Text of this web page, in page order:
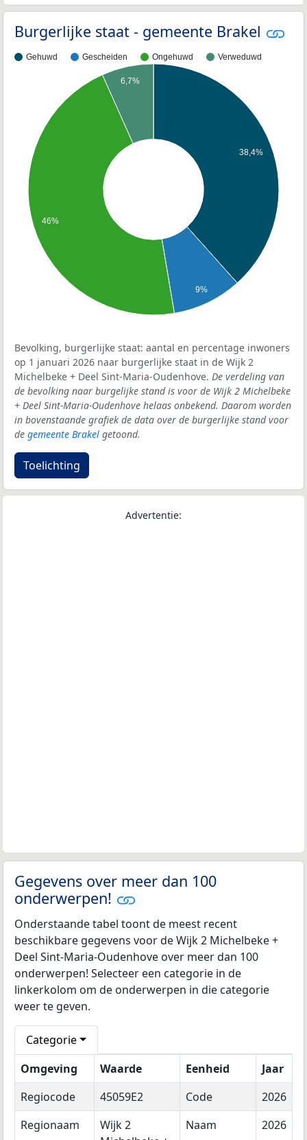
Burgerlijke staat - gemeente Brakel
Gehuwd Gescheiden Ongehuwd Verweduwd
38,4%
9%
6,7%
46%
Bevolking, burgerlijke staat: aantal en percentage inwoners
op 1 januari 2026 naar burgerlijke staat in de Wijk 2
Michelbeke + Deel Sint-Maria-Oudenhove. De verdeling van
de bevolking naar burgelijke stand is voor de Wijk 2 Michelbeke
+ Deel Sint-Maria-Oudenhove helaas onbekend. Daarom worden
in bovenstaande grafiek de data over de burgerlijke stand voor
de gemeente Brakel getoond.
Toelichting
Advertentie:
Gegevens over meer dan 100
onderwerpen!
Onderstaande tabel toont de meest recent
beschikbare gegevens voor de Wijk 2 Michelbeke +
Deel Sint-Maria-Oudenhove over meer dan 100
onderwerpen! Selecteer een categorie in de
linkerkolom om de onderwerpen in die categorie
weer te geven.
Categorie
Omgeving
Waarde Eenheid
Jaar
Regiocode
45059E2 Code
2026
Regionaam
Wijk 2
Naam 2026